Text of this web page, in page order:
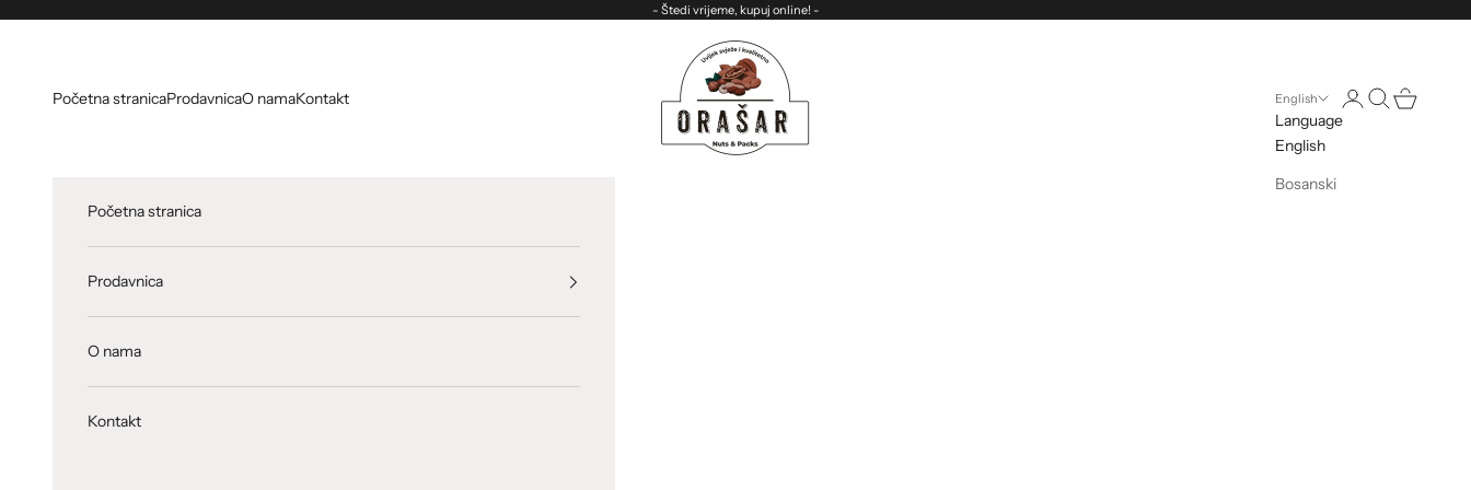
- Štedi vrijeme, kupuj online! -
ORASAR
Početna stranicaProdavnicaO namaKontakt English
Language
English
Bosanski
Open account page
Open search
Open cart
Početna stranica
Prodavnica
O nama
Kontakt